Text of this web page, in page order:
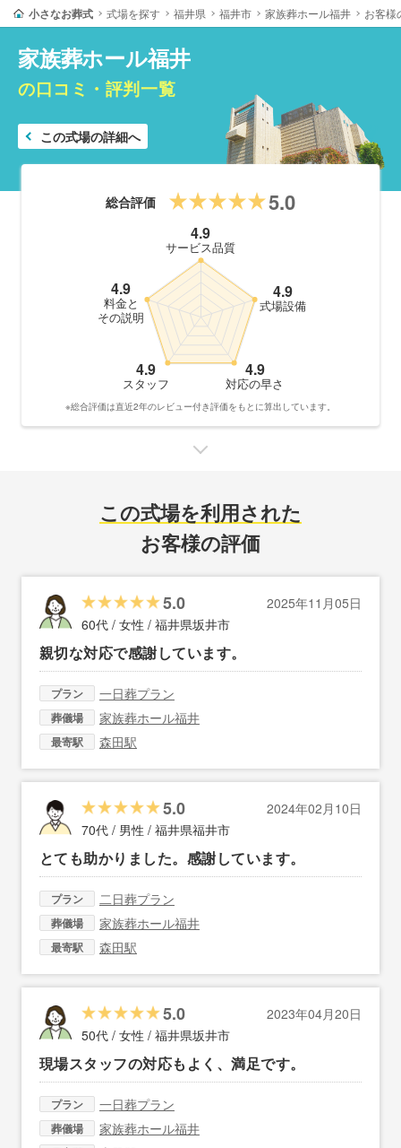
小さなお葬式 式場を探す 福井県 福井市 家族葬ホール福井 お客様
家族葬ホール福井
の口コミ・評判一覧
この式場の詳細へ
総合評価 5.0
4.9
サービス品質
4.9
式場設備
4.9
対応の早さ
4.9
スタッフ
4.9
料金と
その説明
※総合評価は直近2年のレビュー付き評価をもとに算出しています。
この式場を利用された
お客様の評価
5.0
2025年11月05日
60代 / 女性 / 福井県坂井市
親切な対応で感謝しています。
プラン 一日葬プラン
葬儀場 家族葬ホール福井
最寄駅 森田駅
5.0
2024年02月10日
70代 / 男性 / 福井県福井市
とても助かりました。感謝しています。
プラン 二日葬プラン
葬儀場 家族葬ホール福井
最寄駅 森田駅
5.0
2023年04月20日
50代 / 女性 / 福井県坂井市
現場スタッフの対応もよく、満足です。
プラン 一日葬プラン
葬儀場 家族葬ホール福井